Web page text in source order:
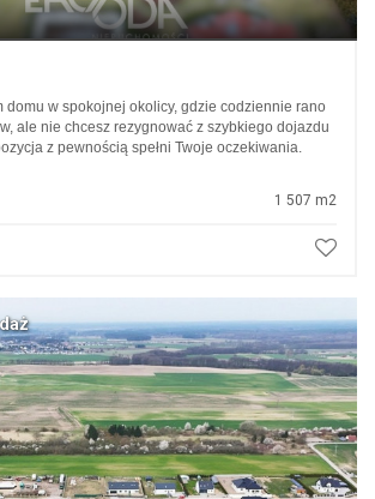
domu w spokojnej okolicy, gdzie codziennie rano
ale nie chcesz rezygnować z szybkiego dojazdu
z pewnością spełni Twoje oczekiwania.
1 507 m2